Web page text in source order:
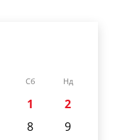
Сб Нд
1
2
8
9